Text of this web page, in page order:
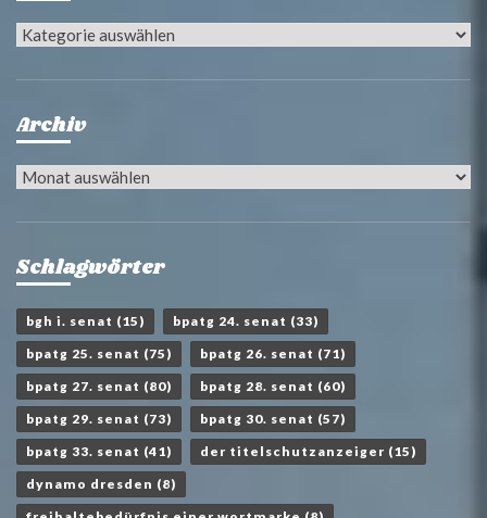
Kategorien
Archiv
Archiv
Schlagwörter
bgh i. senat (15) bpatg 24. senat (33)
bpatg 25. senat (75) bpatg 26. senat (71)
bpatg 27. senat (80) bpatg 28. senat (60)
bpatg 29. senat (73) bpatg 30. senat (57)
bpatg 33. senat (41) der titelschutzanzeiger (15)
dynamo dresden (8)